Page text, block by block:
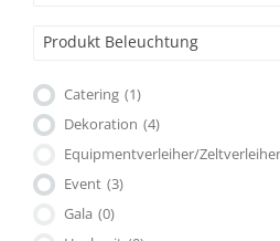
Produkt Beleuchtung
Catering (1)
Dekoration (4)
Equipmentverleiher/Zeltverleiher
Event (3)
Gala (0)